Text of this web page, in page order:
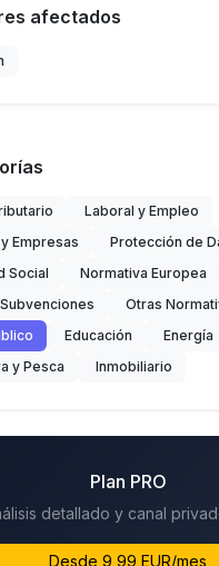
afectados
Laboral y Empleo
Empresas
Protección de
Social
Normativa Europea
Otras
Educación
Energía
y Pesca
Inmobiliario
Plan PRO
detallado y canal
Desde 9,99 EUR/mes